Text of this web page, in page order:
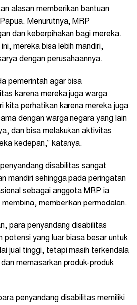
alasan memberikan bantuan
Menurutnya, MRP
dan keberpihakan bagi mereka.
mereka bisa lebih mandiri,
dengan perusahaannya.
pemerintah agar bisa
karena mereka juga warga
kita perhatikan karena mereka juga
dengan warga negara yang lain
dan bisa melakukan aktivitas
kedepan,” katanya.
disabilitas sangat
mandiri sehingga pada peringatan
sebagai anggota MRP ia
memberikan permodalan.
para penyandang disabilitas
potensi yang luar biasa besar untuk
jual tinggi, tetapi masih terkendala
memasarkan produk-produk
penyandang disabilitas memiliki